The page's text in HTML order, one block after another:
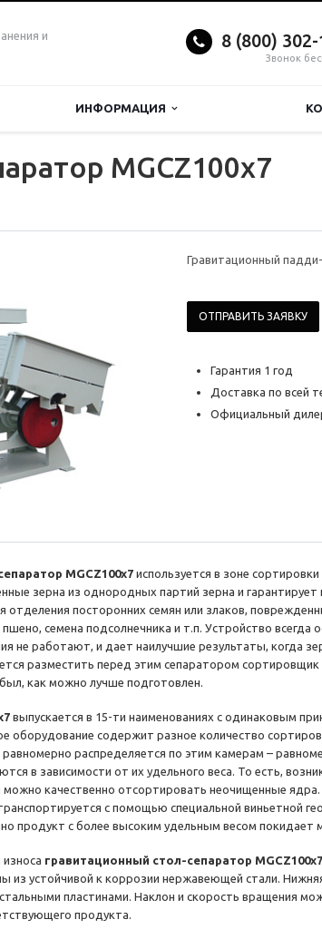
и
8 (800)
Звонок
ИНФОРМАЦИЯ
MGCZ100x7
Гравитационный
ОТПРАВИТЬ ЗАЯВКУ
Гарантия 1 год
Доставка по всей
Официальный
MGCZ100x7 используется в зоне
зерна из однородных партий зерна и гарантирует
отделения посторонних семян или злаков,
семена подсолнечника и т.п. Устройство всегда
не работают, и дает наилучшие результаты, когда
разместить перед этим сепаратором
как можно лучше подготовлен.
выпускается в 15-ти наименованиях с одинаковым
оборудование содержит разное количество
распределяется по этим камерам –
в зависимости от их удельного веса. То есть,
можно качественно отсортировать неочищенные
с помощью специальной виньетной
продукт с более высоким удельным весом покидает
гравитационный стол-сепаратор MGCZ100x7
из устойчивой к коррозии нержавеющей стали.
пластинами. Наклон и скорость вращения
продукта.